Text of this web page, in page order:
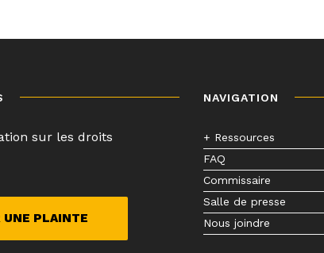
sur les droits
UNE PLAINTE
NAVIGATION
+ Ressources
FAQ
Commissaire
Salle de presse
Nous joindre